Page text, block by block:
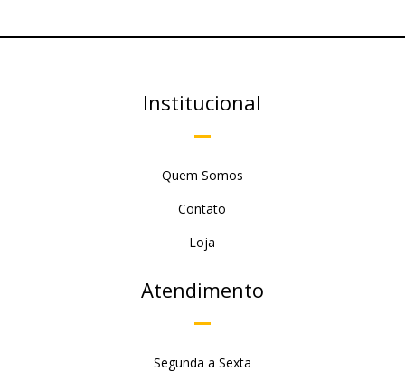
Institucional
Quem Somos
Contato
Loja
Atendimento
Segunda a Sexta